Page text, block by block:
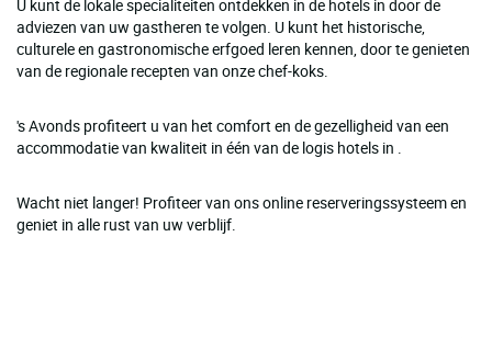
U kunt de lokale specialiteiten ontdekken in de hotels in door de
adviezen van uw gastheren te volgen. U kunt het historische,
culturele en gastronomische erfgoed leren kennen, door te genieten
van de regionale recepten van onze chef-koks.
's Avonds profiteert u van het comfort en de gezelligheid van een
accommodatie van kwaliteit in één van de logis hotels in .
Wacht niet langer! Profiteer van ons online reserveringssysteem en
geniet in alle rust van uw verblijf.